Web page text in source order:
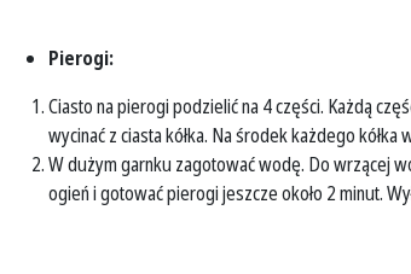
Pierogi:
Ciasto na pierogi podzielić na 4 części. Każdą
wycinać z ciasta kółka. Na środek każdego kółka
W dużym garnku zagotować wodę. Do wrzącej
ogień i gotować pierogi jeszcze około 2 minut.